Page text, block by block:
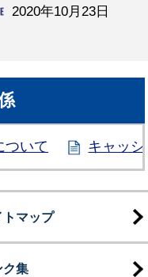
2020年10月23日
ついて キャッ
トマップ
ク集